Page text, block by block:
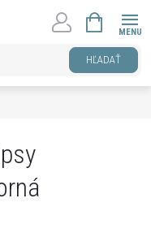
HĽADAŤ
KOŠÍK